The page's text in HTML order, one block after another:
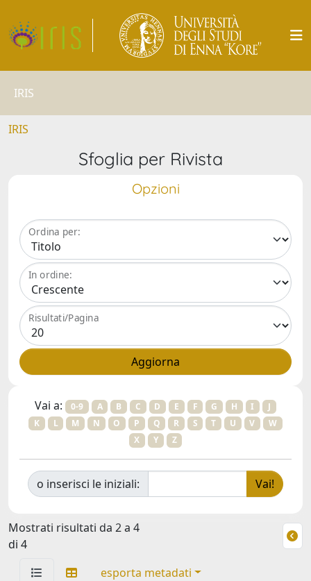
IRIS
IRIS
Sfoglia per Rivista
Opzioni
Ordina per:
In ordine:
Risultati/Pagina
Vai a: 0-9 A B C D E F G H I
J
K
L M N O P Q R S T U V
W
X
Y Z
o inserisci le iniziali:
Mostrati risultati da 2 a 4
di 4
esporta metadati